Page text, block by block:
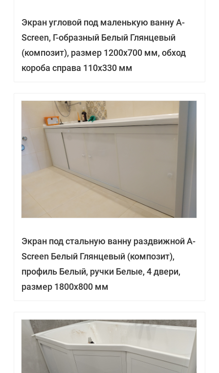
Экран угловой под маленькую ванну A-
Screen, Г-образный Белый Глянцевый
(композит), размер 1200х700 мм, обход
короба справа 110х330 мм
Экран под стальную ванну раздвижной A-
Screen Белый Глянцевый (композит),
профиль Белый, ручки Белые, 4 двери,
размер 1800х800 мм